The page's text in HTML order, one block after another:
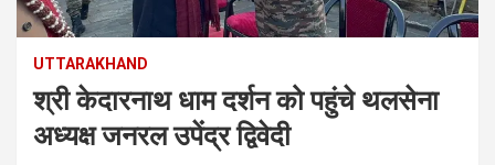
UTTARAKHAND
श्री केदारनाथ धाम दर्शन‌ को पहुंचे थलसेना
अध्यक्ष जनरल उपेंद्र द्विवेदी